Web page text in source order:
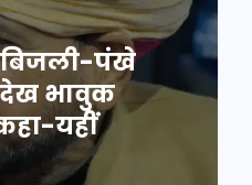
पंखे
भावुक
यहीं